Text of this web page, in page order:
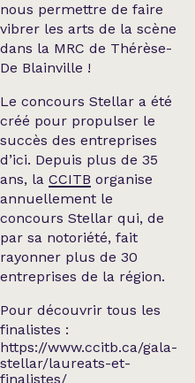
nous permettre de faire
vibrer les arts de la scène
dans la MRC de Thérèse-
De Blainville !
Le concours Stellar a été
créé pour propulser le
succès des entreprises
d’ici. Depuis plus de 35
ans, la CCITB organise
annuellement le
concours Stellar qui, de
par sa notoriété, fait
rayonner plus de 30
entreprises de la région.
Pour découvrir tous les
finalistes :
https://www.ccitb.ca/gala-
stellar/laureats-et-
finalistes/